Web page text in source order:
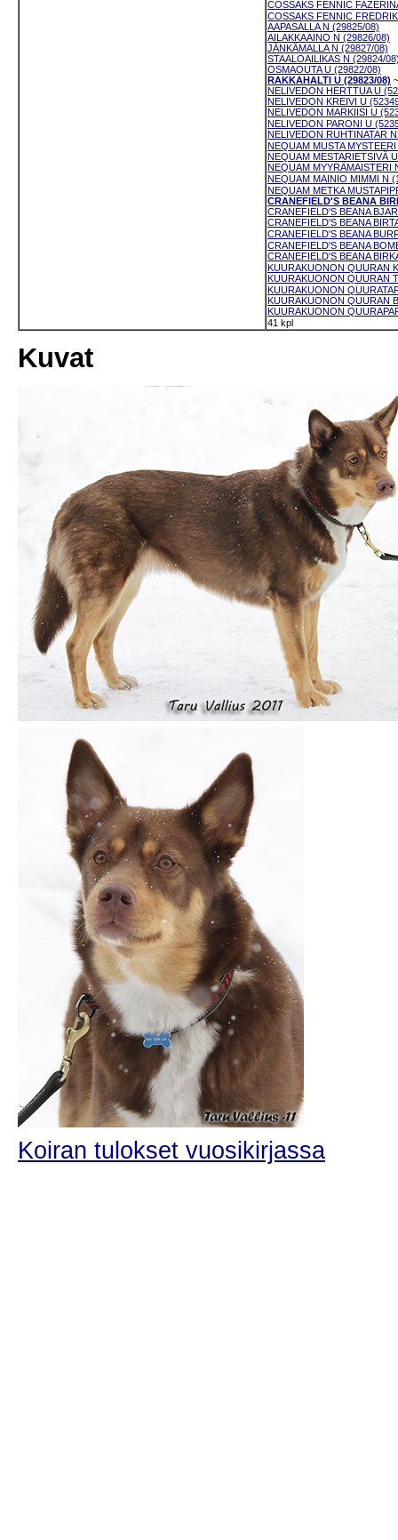
COSSAKS FENNIC
COSSAKS FENNIC
AAPASALLA N (29825/08)
AILAKKAAINO N (29826/08)
JÄNKÄMALLA N (29827/08)
STAALOAILIKAS N (29824/
OSMAOUTA U (29822/08)
RAKKAHALTI U (29823/08) ~
NELIVEDON HERTTUA U
NELIVEDON KREIVI U
NELIVEDON MARKIISI U
NELIVEDON PARONI U
NELIVEDON RUHTINATAR
NEQUAM MUSTA
NEQUAM MESTARIETSIVÄ
NEQUAM MYYRÄMAISTERI
NEQUAM MAINIO MIMMI N
NEQUAM METKA
CRANEFIELD'S BEANA
CRANEFIELD'S BEANA
CRANEFIELD'S BEANA
CRANEFIELD'S BEANA
CRANEFIELD'S BEANA
CRANEFIELD'S BEANA
KUURAKUONON QUURAN
KUURAKUONON QUURAN
KUURAKUONON
KUURAKUONON QUURAN
KUURAKUONON
41 kpl
Kuvat
Koiran tulokset vuosikirjassa